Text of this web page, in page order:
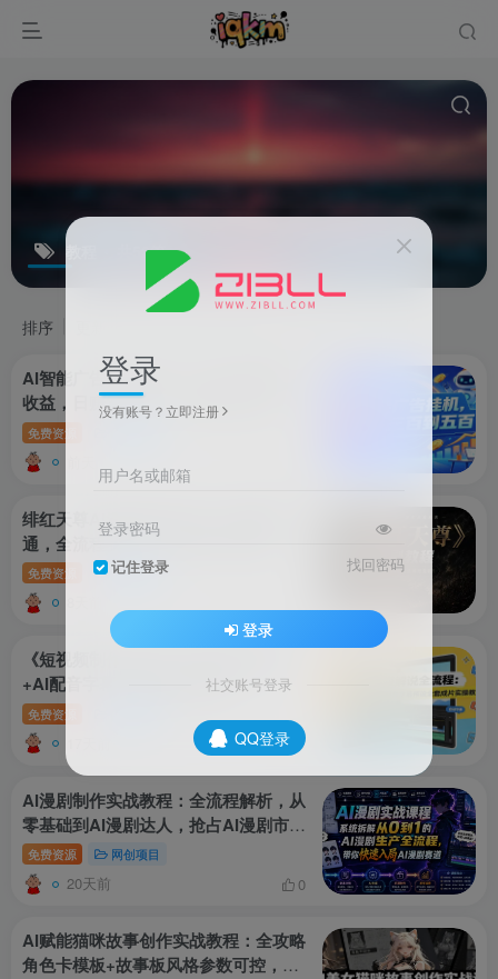
共52篇
排序
AI智能广告自动投放，24小时不间断
收益，日赚300-500，新手快速上手教
程
免费资源
绯红天尊AI漫剧制作指南：零基础精
通，全流程实战课，涵盖工具使用、剧
本创作、爆款解析、提示词素材与剪辑
技巧
免费资源 网创项目
《短视频制作全攻略：趣味文案撰写
+AI配音字幕+预设成片教程》
免费资源
0
AI漫剧制作实战教程：全流程解析，从
零基础到AI漫剧达人，抢占AI漫剧市场
先机
免费资源 网创项目
20天前 0
AI赋能猫咪故事创作实战教程：全攻略
角色卡模板+故事板风格参数可控，高
登录
没有账号？立即注册
用户名或邮箱
登录密码
记住登录 找回密码
登录
社交账号登录
QQ登录